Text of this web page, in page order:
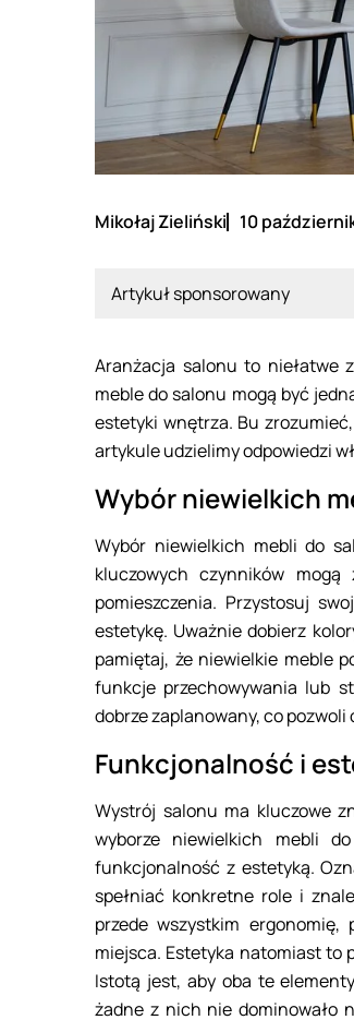
Mikołaj Zieliński 10
Artykuł sponsorowany
Aranżacja salonu to niełatwe
meble do salonu mogą być
estetyki wnętrza. Bu
artykule udzielimy odpowiedzi
Wybór niewielkich
Wybór niewielkich mebli do
kluczowych czynników
pomieszczenia. Przystosuj
estetykę. Uważnie dobierz
pamiętaj, że niewielkie meble
funkcje przechowywania lub
dobrze zaplanowany, co
Funkcjonalność i
Wystrój salonu ma kluczowe
wyborze niewielkich mebli
funkcjonalność z estetyką.
spełniać konkretne role i
przede wszystkim
miejsca. Estetyka natomiast to
Istotą jest, aby oba te
żadne z nich nie dominowało